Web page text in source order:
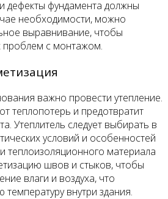
дефекты фундамента должны
необходимости, можно
выравнивание, чтобы
проблем с монтажом.
важно провести утепление.
теплопотерь и предотвратит
Утеплитель следует выбирать в
условий и особенностей
теплоизоляционного материала
швов и стыков, чтобы
влаги и воздуха, что
внутри здания.